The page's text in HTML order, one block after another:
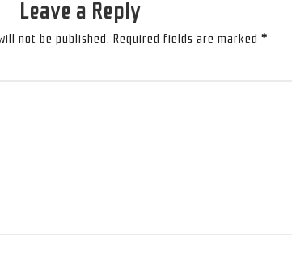
Leave a Reply
not be published. Required fields are marked *